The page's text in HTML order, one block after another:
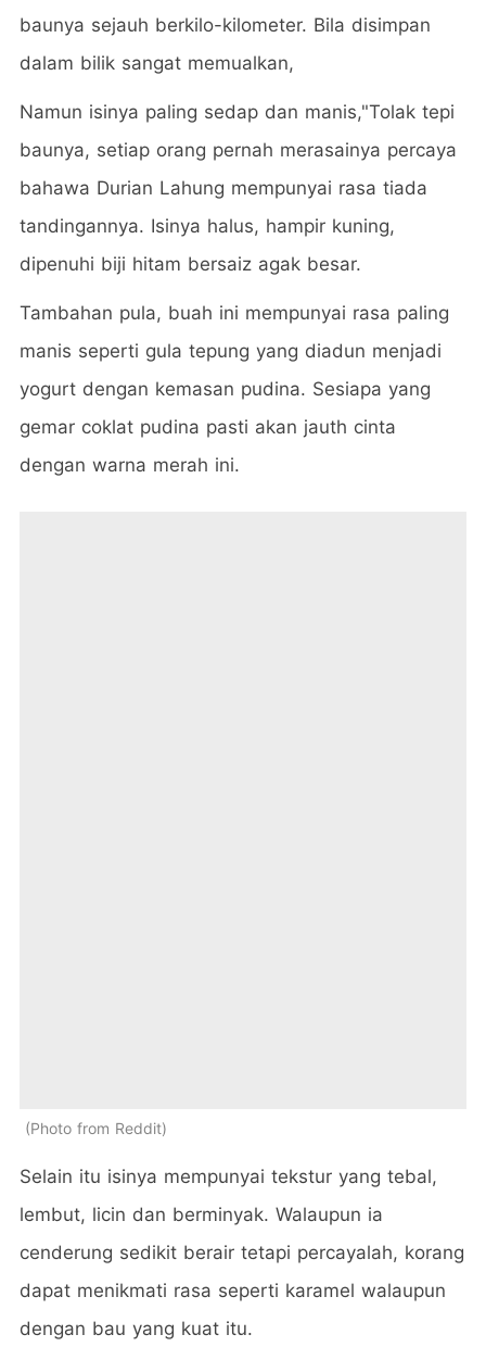
baunya sejauh berkilo-kilometer. Bila disimpan
dalam bilik sangat memualkan,
Namun isinya paling sedap dan manis,"Tolak tepi
baunya, setiap orang pernah merasainya percaya
bahawa Durian Lahung mempunyai rasa tiada
tandingannya. Isinya halus, hampir kuning,
dipenuhi biji hitam bersaiz agak besar.
Tambahan pula, buah ini mempunyai rasa paling
manis seperti gula tepung yang diadun menjadi
yogurt dengan kemasan pudina. Sesiapa yang
gemar coklat pudina pasti akan jauth cinta
dengan warna merah ini.
Photo from Reddit
Selain itu isinya mempunyai tekstur yang tebal,
lembut, licin dan berminyak. Walaupun ia
cenderung sedikit berair tetapi percayalah, korang
dapat menikmati rasa seperti karamel walaupun
dengan bau yang kuat itu.